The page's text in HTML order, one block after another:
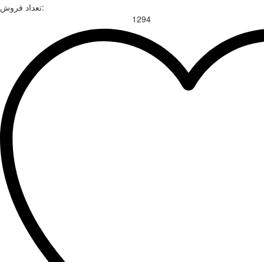
تعداد فروش:
1294